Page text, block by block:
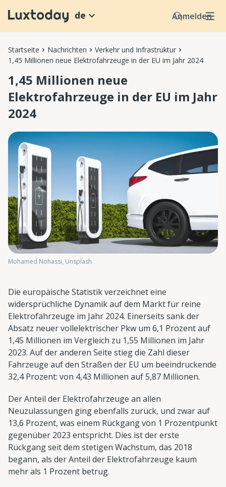
Anmelden
de
Startseite Nachrichten
Verkehr und Infrastruktur
1,45 Millionen neue Elektrofahrzeuge in der EU im Jahr 2024
1,45 Millionen neue
Elektrofahrzeuge in der EU im Jahr
2024
Mohamed Nohassi, Unsplash
Die europäische Statistik verzeichnet eine
widersprüchliche Dynamik auf dem Markt für reine
Elektrofahrzeuge im Jahr 2024. Einerseits sank der
Absatz neuer vollelektrischer Pkw um 6,1 Prozent auf
1,45 Millionen im Vergleich zu 1,55 Millionen im Jahr
2023. Auf der anderen Seite stieg die Zahl dieser
Fahrzeuge auf den Straßen der EU um beeindruckende
32,4 Prozent: von 4,43 Millionen auf 5,87 Millionen.
Der Anteil der Elektrofahrzeuge an allen
Neuzulassungen ging ebenfalls zurück, und zwar auf
13,6 Prozent, was einem Rückgang von 1 Prozentpunkt
gegenüber 2023 entspricht. Dies ist der erste
Rückgang seit dem stetigen Wachstum, das 2018
begann, als der Anteil der Elektrofahrzeuge kaum
mehr als 1 Prozent betrug.